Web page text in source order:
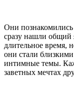
Они познакомились
сразу нашли общий
длительное время,
они стали
интимные темы.
заветных мечтах